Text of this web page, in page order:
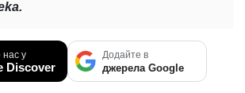
нас у
Discover
Додайте в
джерела Google